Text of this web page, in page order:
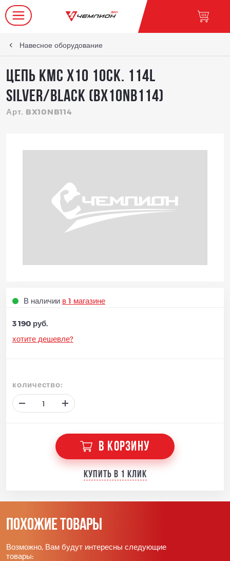
Навесное оборудование
Цепь KMC X10 10ск. 114L
Silver/Black (BX10NB114)
Арт. BX10NB114
В наличии в 1 магазине
3 190 руб.
хотите дешевле?
количество:
В КОРЗИНУ
Купить в 1 клик
Похожие товары
Возможно, Вам будут интересны следующие
товары: